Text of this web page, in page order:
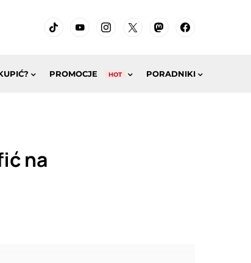
PROMOCJE HOT PORADNIKI
na